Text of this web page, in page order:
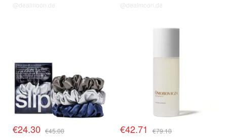
@dealmoon.de @dealmoon.de
€24.30 €45.00 €42.71 €79.10